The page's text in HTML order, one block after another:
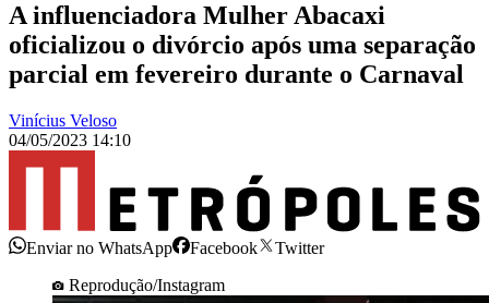
A influenciadora Mulher Abacaxi
oficializou o divórcio após uma separação
parcial em fevereiro durante o Carnaval
Vinícius Veloso
04/05/2023 14:10
Enviar no WhatsApp Facebook
Twitter
Reprodução/Instagram